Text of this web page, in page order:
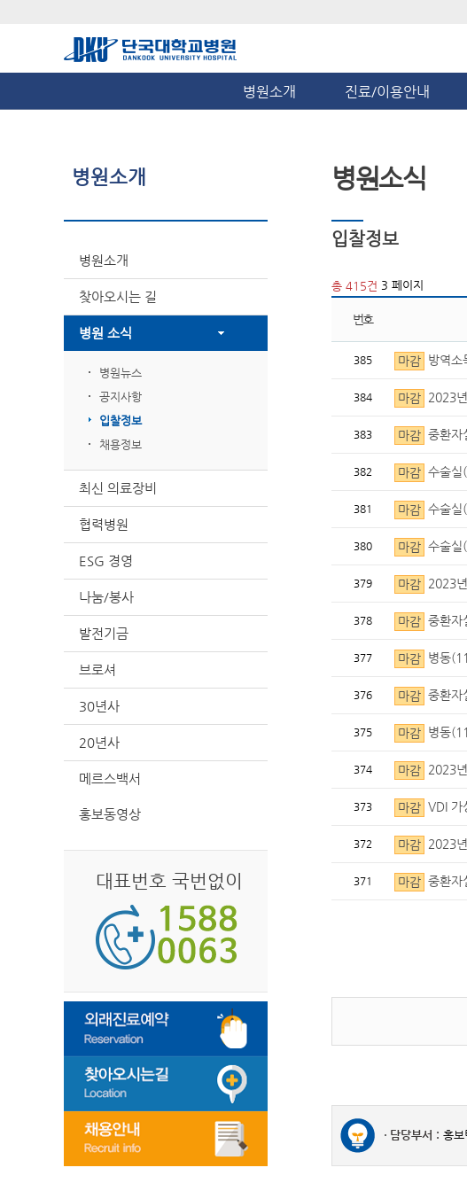
병원소개 진료/이용안내
병원소개
병원소개
찾아오시는 길
병원 소식
병원뉴스
공지사항
입찰정보
채용정보
최신 의료장비
협력병원
ESG 경영
나눔/봉사
발전기금
브로셔
30년사
20년사
메르스백서
홍보동영상
대표번호 국번없이
병원소식
입찰정보
총 415건 3 페이지
번호
385 마감 방역소
384 마감 2023
383 마감 중환자
382 마감 수술실
381 마감 수술실
380 마감 수술실
379 마감 2023
378 마감 중환자
377 마감 병동
376 마감 중환자
375 마감 병동
374 마감 2023
373 마감 VDI 가
372 마감 2023
371 마감 중환자
담당부서 : 홍보